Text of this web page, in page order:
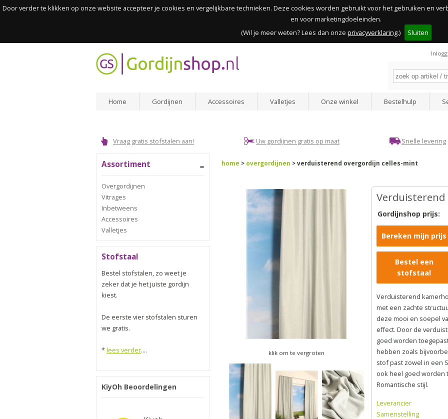
Door verder te klikken op onze website accepteer je cookies en vergelijkbare technieken. Deze cookies worden gebruikt voor het gebruiken en
en voor marketingdoeleinden.
(Wil je meer weten? Lees dan onze privacyverklaring.) Sluiten
Home Gordijnen Accessoires Valletjes Onze winkel Bestelhulp
Vraag gratis stofstalen aan! Uw gordijnen gratis op maat Snelle levering
Assortiment
Overgordijnen
Vitrages
Inbetweens
Accessoires
Valletjes
Stofstaal
Bestel stofstalen, zo weet je
zeker dat je het juiste gordijn
kiest.
De eerste vier stofstalen sturen
we gratis.
*lees verder....
KiyOh Beoordelingen
home > overgordijnen > verduisterend overgordijn celles-mint
klik om te vergroten
Gordijnshop prijs:
Bereken mijn prijs
Bestel een
stofstaal
Verduisterend
met een zachte
deze mooi en soepel
effect. Door de
goed worden
hebben zoals
stof past zowel in een
ook heel goed
Romantische stijl.
Leverancier
Samenstelling